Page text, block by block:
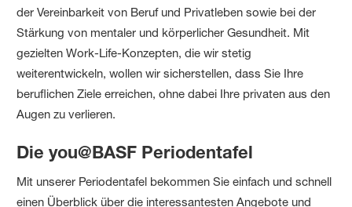
der Vereinbarkeit von Beruf und Privatleben sowie bei der
Stärkung von mentaler und körperlicher Gesundheit. Mit
gezielten Work-Life-Konzepten, die wir stetig
weiterentwickeln, wollen wir sicherstellen, dass Sie Ihre
beruflichen Ziele erreichen, ohne dabei Ihre privaten aus den
Augen zu verlieren.
Die you@BASF Periodentafel
Mit unserer Periodentafel bekommen Sie einfach und schnell
einen Überblick über die interessantesten Angebote und